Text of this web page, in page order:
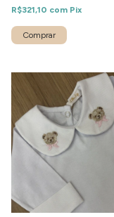
R$321,10 com Pix